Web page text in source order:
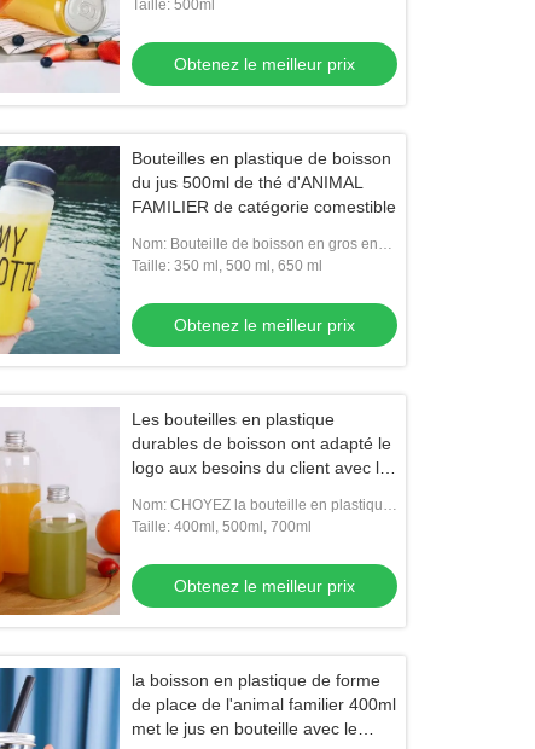
thés de lait de Boba de la conception
Taille: 500ml
Obtenez le meilleur prix
Bouteilles en plastique de boisson
du jus 500ml de thé d'ANIMAL
FAMILIER de catégorie comestible
Nom: Bouteille de boisson en gros en
PET pour l'emballage de jus de thé de
Taille: 350 ml, 500 ml, 650 ml
Obtenez le meilleur prix
Les bouteilles en plastique
durables de boisson ont adapté le
logo aux besoins du client avec le
Nom: CHOYEZ la bouteille en plastique
pour le thé de lait, jus, l'eau, la boisson
Taille: 400ml, 500ml, 700ml
Obtenez le meilleur prix
la boisson en plastique de forme
de place de l'animal familier 400ml
met le jus en bouteille avec le